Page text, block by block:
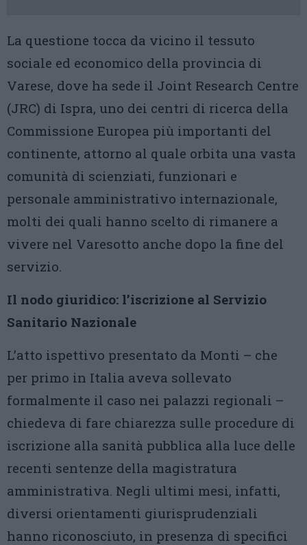
La questione tocca da vicino il tessuto
sociale ed economico della provincia di
Varese, dove ha sede il Joint Research Centre
(JRC) di Ispra, uno dei centri di ricerca della
Commissione Europea più importanti del
continente, attorno al quale orbita una vasta
comunità di scienziati, funzionari e
personale amministrativo internazionale,
molti dei quali hanno scelto di rimanere a
vivere nel Varesotto anche dopo la fine del
servizio.
Il nodo giuridico: l’iscrizione al Servizio
Sanitario Nazionale
L’atto ispettivo presentato da Monti – che
per primo in Italia aveva sollevato
formalmente il caso nei palazzi regionali –
chiedeva di fare chiarezza sulle procedure di
iscrizione alla sanità pubblica alla luce delle
recenti sentenze della magistratura
amministrativa. Negli ultimi mesi, infatti,
diversi orientamenti giurisprudenziali
hanno riconosciuto, in presenza di specifici